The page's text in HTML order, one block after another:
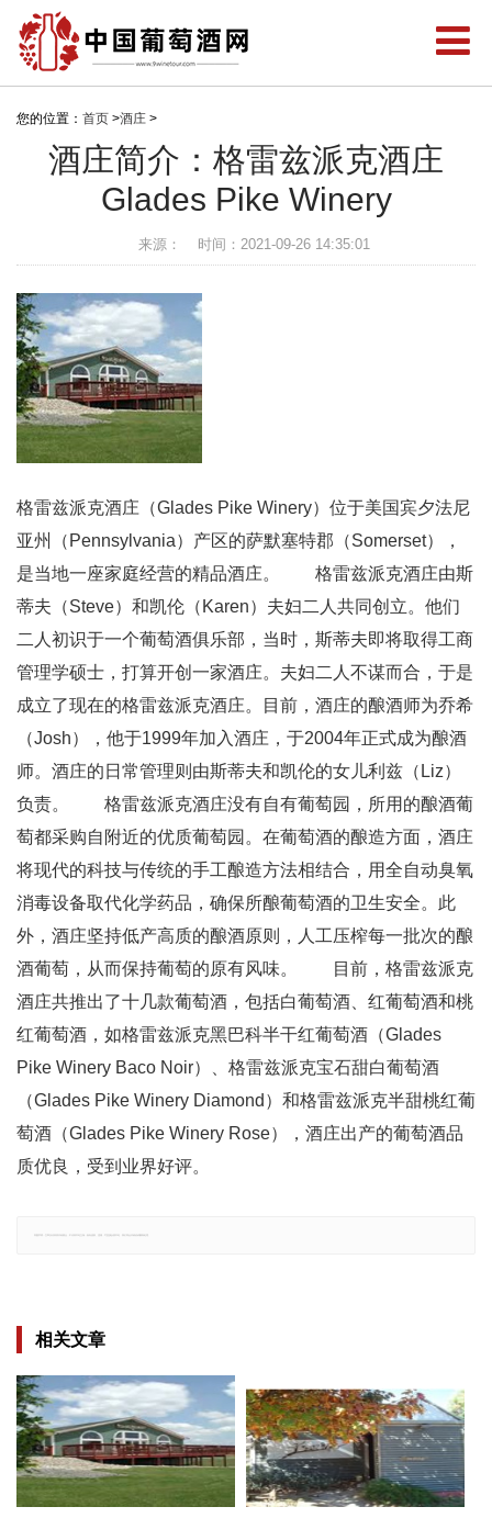
您的位置： 首页 >酒庄 >
酒庄简介：格雷兹派克酒庄
Glades Pike Winery
来源： 时间：2021-09-26 14:35:01
格雷兹派克酒庄（Glades Pike Winery）位于美国宾夕法尼
亚州（Pennsylvania）产区的萨默塞特郡（Somerset），
是当地一座家庭经营的精品酒庄。 格雷兹派克酒庄由斯
蒂夫（Steve）和凯伦（Karen）夫妇二人共同创立。他们
二人初识于一个葡萄酒俱乐部，当时，斯蒂夫即将取得工商
管理学硕士，打算开创一家酒庄。夫妇二人不谋而合，于是
成立了现在的格雷兹派克酒庄。目前，酒庄的酿酒师为乔希
（Josh），他于1999年加入酒庄，于2004年正式成为酿酒
师。酒庄的日常管理则由斯蒂夫和凯伦的女儿利兹（Liz）
负责。 格雷兹派克酒庄没有自有葡萄园，所用的酿酒葡
萄都采购自附近的优质葡萄园。在葡萄酒的酿造方面，酒庄
将现代的科技与传统的手工酿造方法相结合，用全自动臭氧
消毒设备取代化学药品，确保所酿葡萄酒的卫生安全。此
外，酒庄坚持低产高质的酿酒原则，人工压榨每一批次的酿
酒葡萄，从而保持葡萄的原有风味。 目前，格雷兹派克
酒庄共推出了十几款葡萄酒，包括白葡萄酒、红葡萄酒和桃
红葡萄酒，如格雷兹派克黑巴科半干红葡萄酒（Glades
Pike Winery Baco Noir）、格雷兹派克宝石甜白葡萄酒
（Glades Pike Winery Diamond）和格雷兹派克半甜桃红葡
萄酒（Glades Pike Winery Rose），酒庄出产的葡萄酒品
质优良，受到业界好评。
相关文章